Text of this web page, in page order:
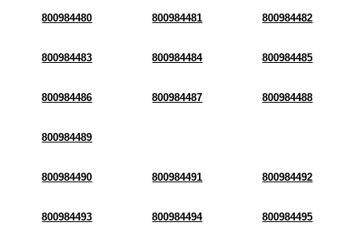
800984480 800984481 800984482
800984483 800984484 800984485
800984486 800984487 800984488
800984489
800984490 800984491 800984492
800984493 800984494 800984495